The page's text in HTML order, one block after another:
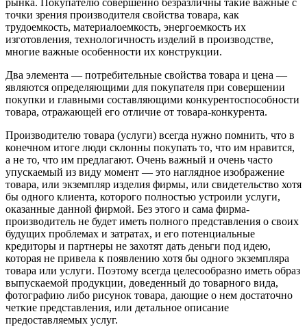
рынка. Покупателю совершенно безразличны такие важные с
точки зрения производителя свойства товара, как
трудоемкость, материалоемкость, энергоемкость их
изготовления, технологичность изделий в производстве,
многие важные особенности их конструкции.
Два элемента — потребительные свойства товара и цена —
являются определяющими для покупателя при совершении
покупки и главными составляющими конкурентоспособности
товара, отражающей его отличие от товара-конкурента.
Производителю товара (услуги) всегда нужно помнить, что в
конечном итоге люди склонны покупать то, что им нравится,
а не то, что им предлагают. Очень важный и очень часто
упускаемый из виду момент — это наглядное изображение
товара, или экземпляр изделия фирмы, или свидетельство хотя
бы одного клиента, которого полностью устроили услуги,
оказанные данной фирмой. Без этого и сама фирма-
производитель не будет иметь полного представления о своих
будущих проблемах и затратах, и его потенциальные
кредиторы и партнеры не захотят дать деньги под идею,
которая не привела к появлению хотя бы одного экземпляра
товара или услуги. Поэтому всегда целесообразно иметь образ
выпускаемой продукции, доведенный до товарного вида,
фотографию либо рисунок товара, дающие о нем достаточно
четкие представления, или детальное описание
предоставляемых услуг.